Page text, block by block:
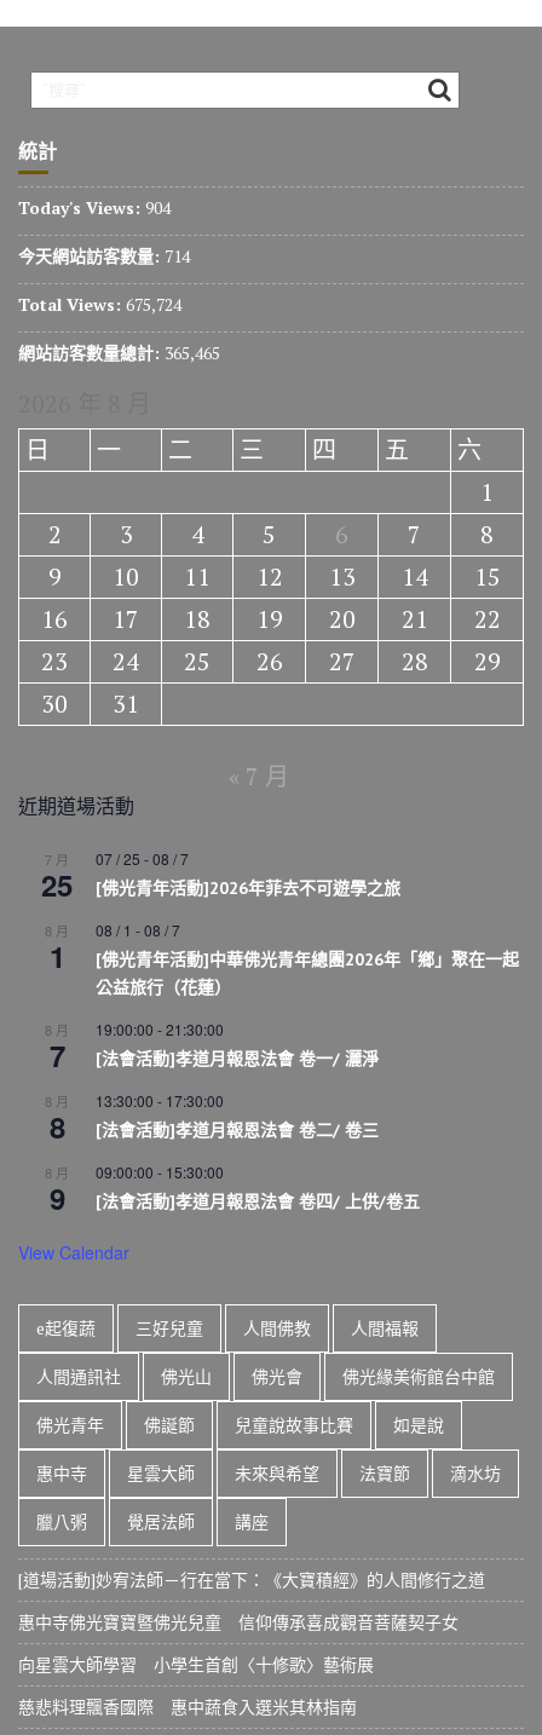
統計
Today's Views: 904
今天網站訪客數量: 714
Total Views: 675,724
網站訪客數量總計: 365,465
日
一 二 三 四 五
六
1
2
3 4 5 6 7
8
9
10 11 12 13 14
15
16
17 18 19 20 21
22
23
24 25 26 27 28
29
30
31
« 7 月
近期道場活動
7 月
25
07 / 25 -08 / 7
[佛光青年活動]2026年菲去不可遊學之旅
8 月
1
08 / 1 -08 / 7
[佛光青年活動]中華佛光青年總團2026年「鄉」聚在一起
公益旅行（花蓮）
8 月
7
19:00:00 -21:30:00
[法會活動]孝道月報恩法會 卷一/ 灑淨
8 月
8
13:30:00 - 17:30:00
[法會活動]孝道月報恩法會 卷二/ 卷三
8 月
9
09:00:00 - 15:30:00
[法會活動]孝道月報恩法會 卷四/ 上供/卷五
View Calendar
e起復蔬 三好兒童 人間佛教 人間福報
人間通訊社 佛光山 佛光會 佛光緣美術館台中館
佛光青年 佛誕節 兒童說故事比賽 如是說
惠中寺 星雲大師 未來與希望 法寶節 滴水坊
臘八粥 覺居法師 講座
[道場活動]妙宥法師－行在當下：《大寶積經》的人間修行之道
惠中寺佛光寶寶暨佛光兒童 信仰傳承喜成觀音菩薩契子女
向星雲大師學習 小學生首創〈十修歌〉藝術展
慈悲料理飄香國際 惠中蔬食入選米其林指南